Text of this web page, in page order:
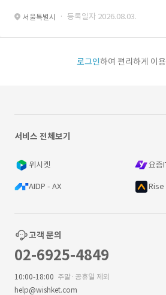
서울특별시 · 등록일자 2026.08.03.
로그인하여 편리하게 이
서비스 전체보기
위시켓 요즘
AIDP - AX Rise
고객 문의
02-6925-4849
10:00-18:00 주말·공휴일 제외
help@wishket.com